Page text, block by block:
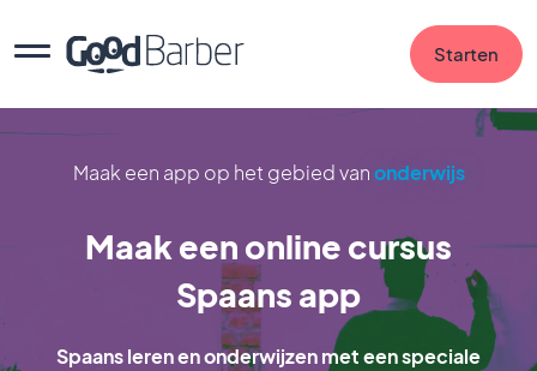
Starten
Maak een app op het gebied vanonderwijs
Maak een online cursus
Spaans app
Spaans leren en onderwijzen met een speciale